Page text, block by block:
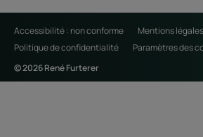
Accessibilité : non conforme
Mentions légales
Politique de confidentialité
Paramètres des
© 2026 René Furterer